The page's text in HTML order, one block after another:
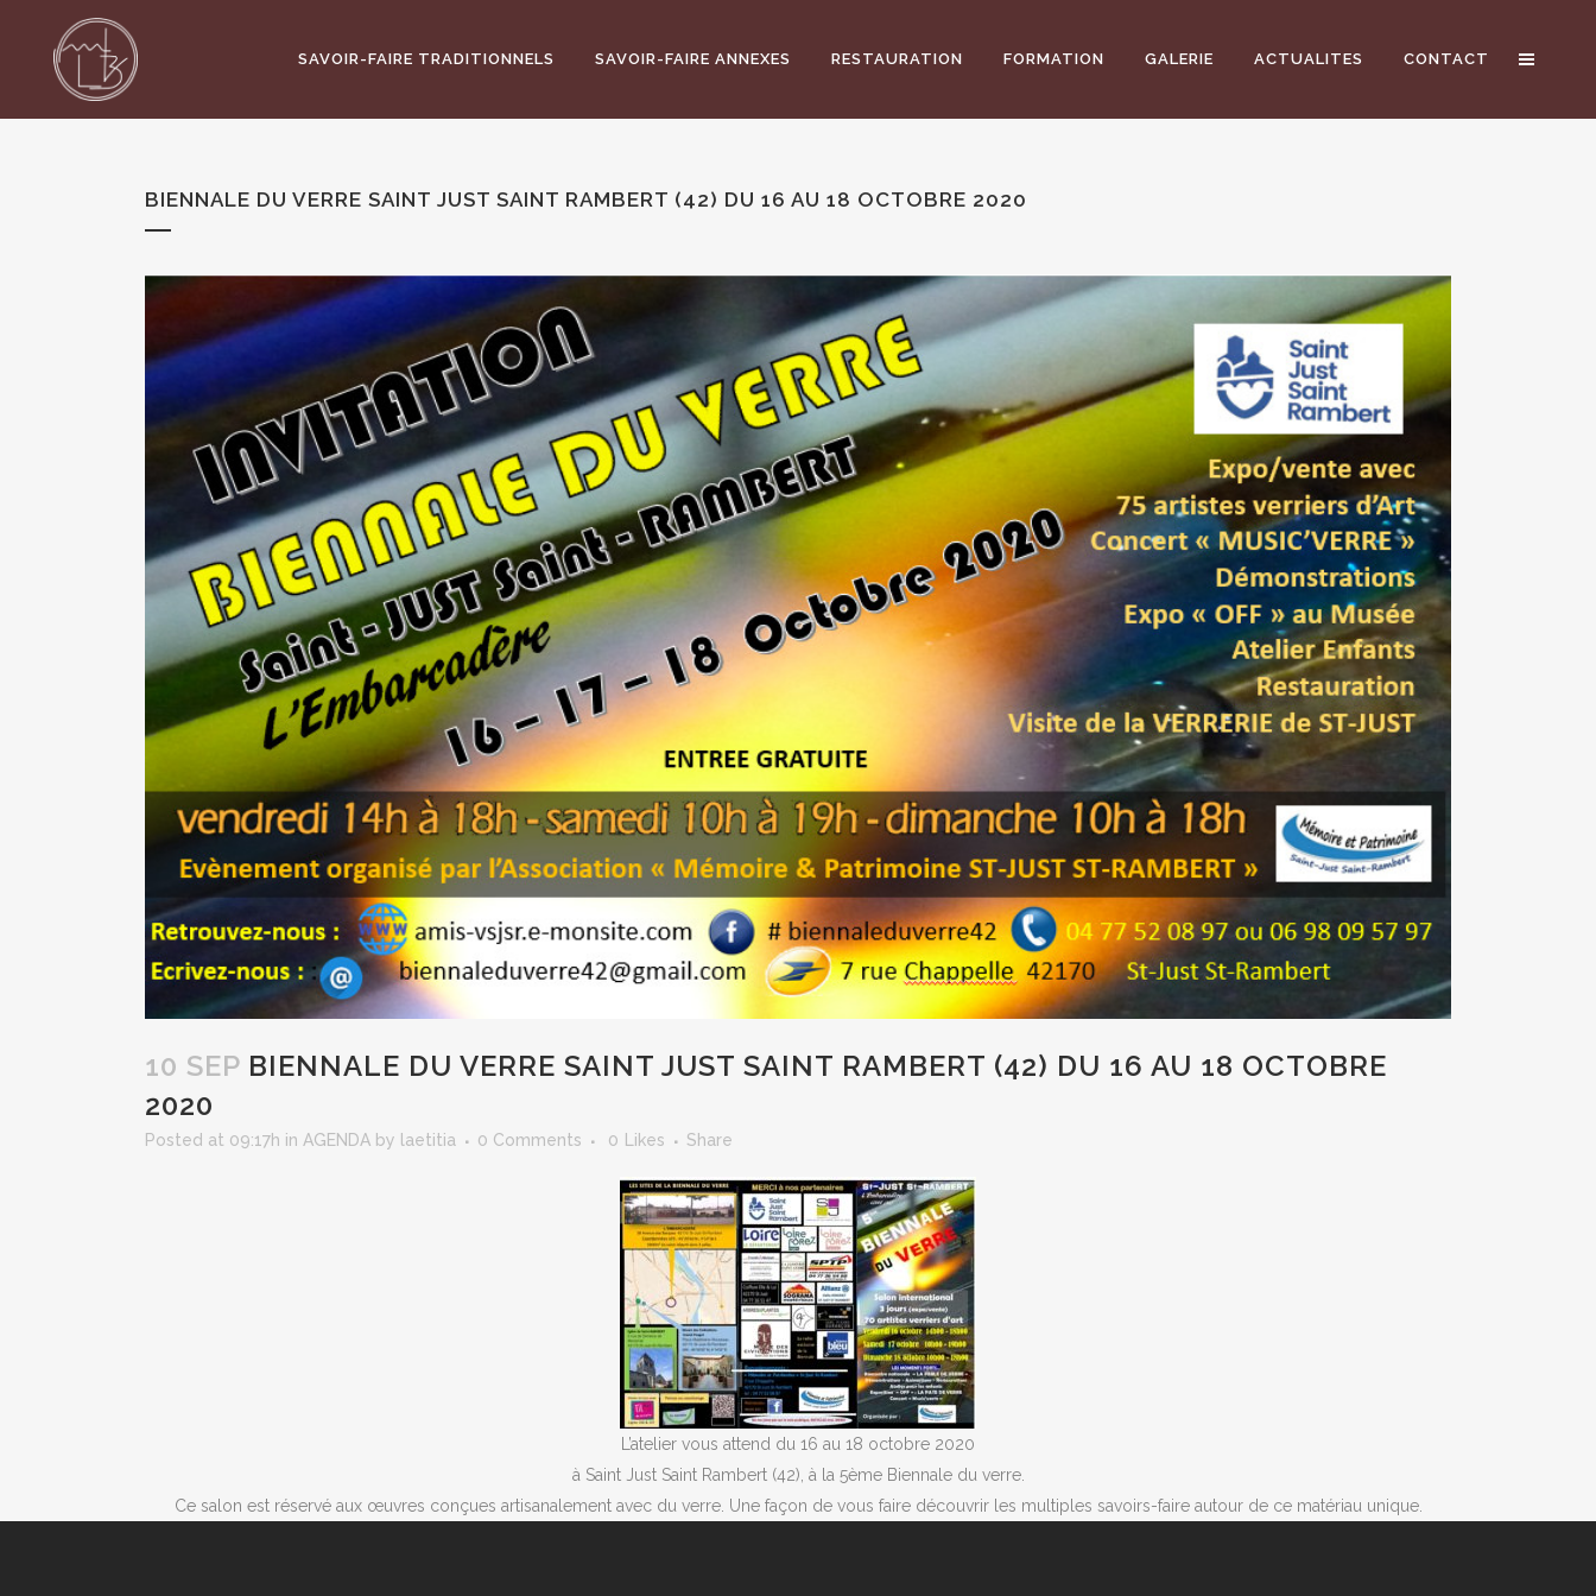
SAVOIR-FAIRE TRADITIONNELS SAVOIR-FAIRE ANNEXES RESTAURATION FORMATION GALERIE ACTUALITES CONTACT
BIENNALE DU VERRE SAINT JUST SAINT RAMBERT (42) DU 16 AU 18 OCTOBRE 2020
10 SEP BIENNALE DU VERRE SAINT JUST SAINT RAMBERT (42) DU 16 AU 18 OCTOBRE
2020
Posted at 09:17h in AGENDA by laetitia 0 Comments 0 Likes Share
L’atelier vous attend du 16 au 18 octobre 2020
à Saint Just Saint Rambert (42), à la 5ème Biennale du verre.
Ce salon est réservé aux œuvres conçues artisanalement avec du verre. Une façon de vous faire découvrir les multiples savoirs-faire autour de ce matériau unique.